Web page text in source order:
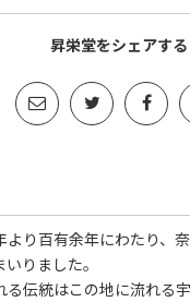
昇栄堂をシェアする
より百有余年にわたり、
りました。
伝統はこの地に流れる